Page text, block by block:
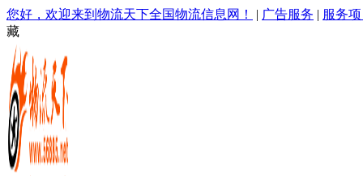
您好，欢迎来到物流天下全国物流信息网！ | 广告服务 | 服务
藏